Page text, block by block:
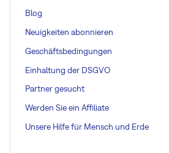
Blog
Neuigkeiten abonnieren
Geschäftsbedingungen
Einhaltung der DSGVO
Partner gesucht
Werden Sie ein Affiliate
Unsere Hilfe für Mensch und Erde